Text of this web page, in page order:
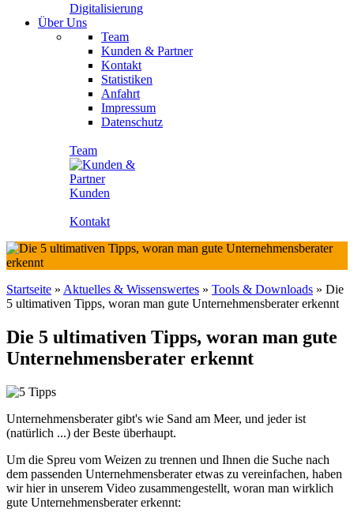
Digitalisierung
Über Uns
Team
Kunden & Partner
Kontakt
Statistiken
Anfahrt
Impressum
Datenschutz
Team
Kunden
Kontakt
Startseite » Aktuelles & Wissenswertes » Tools & Downloads » Die
5 ultimativen Tipps, woran man gute Unternehmensberater erkennt
Die 5 ultimativen Tipps, woran man gute
Unternehmensberater erkennt
Unternehmensberater gibt's wie Sand am Meer, und jeder ist
(natürlich ...) der Beste überhaupt.
Um die Spreu vom Weizen zu trennen und Ihnen die Suche nach
dem passenden Unternehmensberater etwas zu vereinfachen, haben
wir hier in unserem Video zusammengestellt, woran man wirklich
gute Unternehmensberater erkennt: